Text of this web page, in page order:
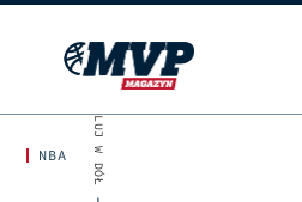
NBA SKROLUJ W DÓŁ